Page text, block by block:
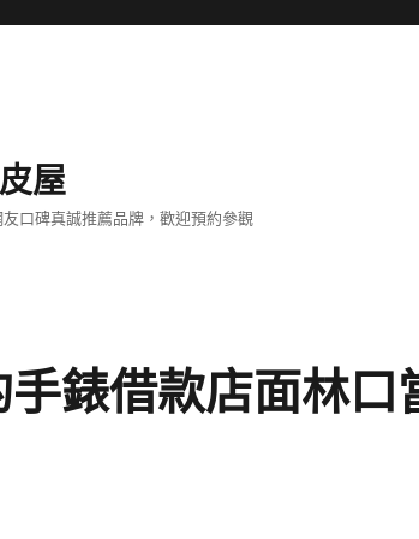
屋
口碑真誠推薦品牌，歡迎預約參觀
錶借款店面林口